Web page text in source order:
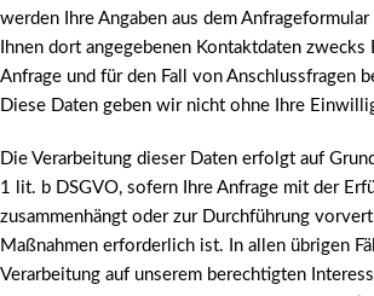
werden Ihre Angaben aus dem
Ihnen dort angegebenen Kontaktdaten zwecks
Anfrage und für den Fall von Anschlussfragen
Diese Daten geben wir nicht ohne Ihre
Die Verarbeitung dieser Daten erfolgt auf
1 lit. b DSGVO, sofern Ihre Anfrage mit der
zusammenhängt oder zur Durchführung
Maßnahmen erforderlich ist. In allen übrigen
Verarbeitung auf unserem berechtigten